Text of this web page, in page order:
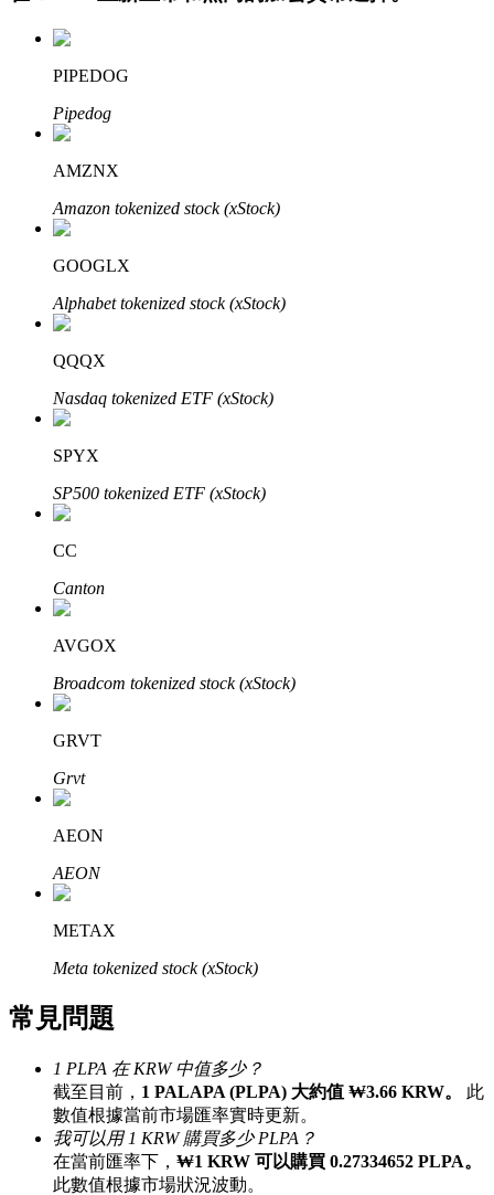
定投理财
了解如何賺取穩定收入
Bitrue
合夥人計劃
Bitrue渠道合伙人
最高達65%佣金！
PIPEDOG
Pipedog
AMZNX
Amazon tokenized stock (xStock)
GOOGLX
Alphabet tokenized stock (xStock)
QQQX
Nasdaq tokenized ETF (xStock)
SPYX
SP500 tokenized ETF (xStock)
CC
Canton
AVGOX
Broadcom tokenized stock (xStock)
GRVT
Grvt
AEON
AEON
METAX
Meta tokenized stock (xStock)
常見問題
1 PLPA 在 KRW 中值多少？
截至目前， 1 PALAPA (PLPA) 大約值 ₩3.66 KRW。
此
數值根據當前市場匯率實時更新。
我可以用 1 KRW 購買多少 PLPA？
在當前匯率下， ₩1 KRW 可以購買 0.27334652 PLPA。
此數值根據市場狀況波動。